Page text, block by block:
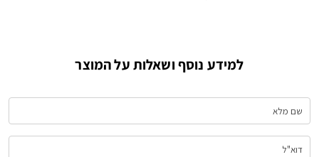
למידע נוסף ושאלות על המוצר